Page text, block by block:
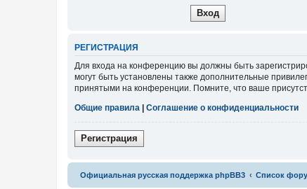
РЕГИСТРАЦИЯ
Для входа на конференцию вы должны быть
могут быть установлены также дополнительные
принятыми на конференции. Помните, что ваше
Общие правила
Соглашение о конфиденциальности
Регистрация
Официальная русская поддержка phpBB3 Список
Связаться с